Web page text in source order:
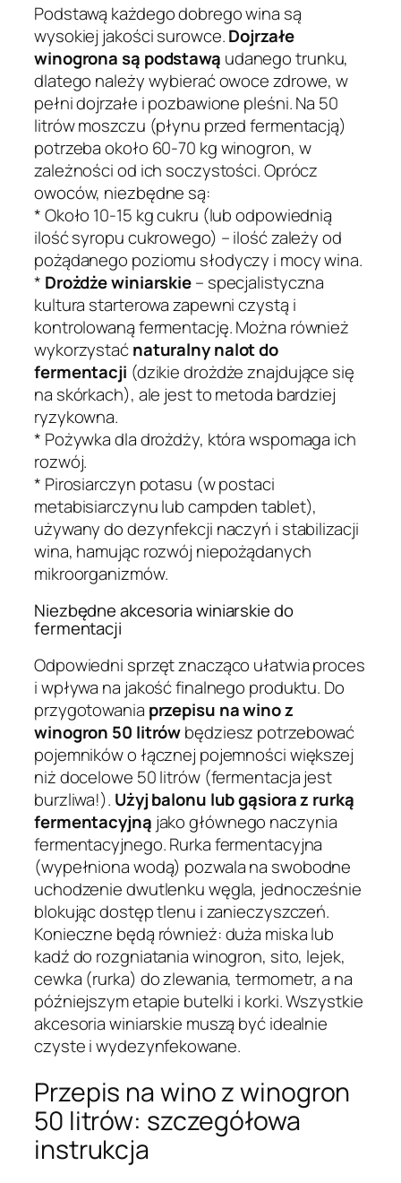
Podstawą każdego dobrego wina są
wysokiej jakości surowce.Dojrzałe
winogrona są podstawą udanego trunku,
dlatego należy wybierać owoce zdrowe, w
pełni dojrzałe i pozbawione pleśni. Na 50
litrów moszczu (płynu przed fermentacją)
potrzeba około 60-70 kg winogron, w
zależności od ich soczystości. Oprócz
owoców, niezbędne są:
* Około 10-15 kg cukru (lub odpowiednią
ilość syropu cukrowego) – ilość zależy od
pożądanego poziomu słodyczy i mocy wina.
* Drożdże winiarskie– specjalistyczna
kultura starterowa zapewni czystą i
kontrolowaną fermentację. Można również
wykorzystaćnaturalny nalot do
fermentacji (dzikie drożdże znajdujące się
na skórkach), ale jest to metoda bardziej
ryzykowna.
* Pożywka dla drożdży, która wspomaga ich
rozwój.
* Pirosiarczyn potasu (w postaci
metabisiarczynu lub campden tablet),
używany do dezynfekcji naczyń i stabilizacji
wina, hamując rozwój niepożądanych
mikroorganizmów.
Niezbędne akcesoria winiarskie do
fermentacji
Odpowiedni sprzęt znacząco ułatwia proces
i wpływa na jakość finalnego produktu. Do
przygotowania przepisu na wino z
winogron 50 litrówbędziesz potrzebować
pojemników o łącznej pojemności większej
niż docelowe 50 litrów (fermentacja jest
burzliwa!). Użyj balonu lub gąsiora z rurką
fermentacyjną jako głównego naczynia
fermentacyjnego. Rurka fermentacyjna
(wypełniona wodą) pozwala na swobodne
uchodzenie dwutlenku węgla, jednocześnie
blokując dostęp tlenu i zanieczyszczeń.
Konieczne będą również: duża miska lub
kadź do rozgniatania winogron, sito, lejek,
cewka (rurka) do zlewania, termometr, a na
późniejszym etapie butelki i korki. Wszystkie
akcesoria winiarskie muszą być idealnie
czyste i wydezynfekowane.
Przepis na wino z winogron
50 litrów: szczegółowa
instrukcja